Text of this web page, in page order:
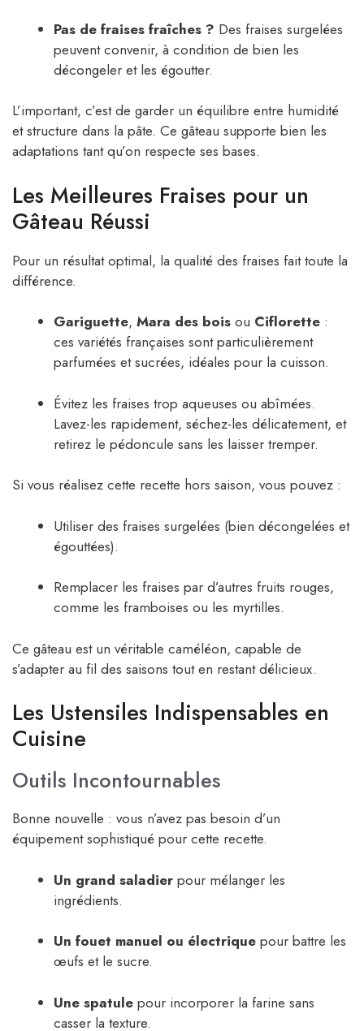
Pas de fraises fraîches ? Des fraises surgelées
peuvent convenir, à condition de bien les
décongeler et les égoutter.
L’important, c’est de garder un équilibre entre humidité
et structure dans la pâte. Ce gâteau supporte bien les
adaptations tant qu’on respecte ses bases.
Les Meilleures Fraises pour un
Gâteau Réussi
Pour un résultat optimal, la qualité des fraises fait toute la
différence.
Gariguette, Mara des bois ou Ciflorette :
ces variétés françaises sont particulièrement
parfumées et sucrées, idéales pour la cuisson.
Évitez les fraises trop aqueuses ou abîmées.
Lavez-les rapidement, séchez-les délicatement, et
retirez le pédoncule sans les laisser tremper.
Si vous réalisez cette recette hors saison, vous pouvez :
Utiliser des fraises surgelées (bien décongelées et
égouttées).
Remplacer les fraises par d’autres fruits rouges,
comme les framboises ou les myrtilles.
Ce gâteau est un véritable caméléon, capable de
s’adapter au fil des saisons tout en restant délicieux.
Les Ustensiles Indispensables en
Cuisine
Outils Incontournables
Bonne nouvelle : vous n’avez pas besoin d’un
équipement sophistiqué pour cette recette.
Un grand saladier pour mélanger les
ingrédients.
Un fouet manuel ou électrique pour battre les
œufs et le sucre.
Une spatule pour incorporer la farine sans
casser la texture.